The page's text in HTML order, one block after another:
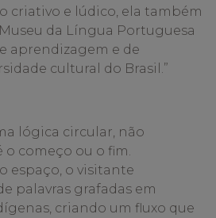
criativo e lúdico, ela também
da Língua Portuguesa
aprendizagem e de
cultural do Brasil.”
lógica circular, não
começo ou o fim.
espaço, o visitante
palavras grafadas em
criando um fluxo que